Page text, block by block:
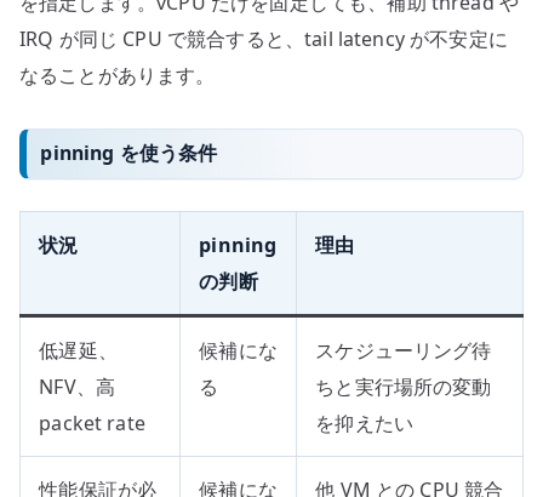
IRQ が同じ CPU で競合すると、tail latency が不安定に
なることがあります。
pinning を使う条件
状況
pinning
の判断
理由
低遅延、
NFV、高
packet rate
候補にな
る
スケジューリング待
ちと実行場所の変動
を抑えたい
性能保証が必
候補にな
他 VM との CPU 競合